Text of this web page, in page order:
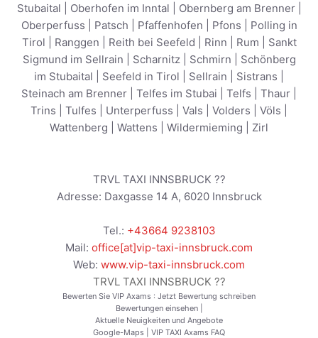
Stubaital
Oberhofen im Inntal Obernberg am Brenner|
Oberperfuss
Patsch Pfaffenhofen Pfons
Polling in
Tirol
Ranggen Reith bei Seefeld Rinn Rum
Sankt
Sigmund im Sellrain
Scharnitz| Schmirn
Schönberg
im Stubaital
Seefeld in Tirol Sellrain Sistrans
Steinach am Brenner
Telfes im Stubai Telfs Thaur
Trins
Tulfes Unterperfuss Vals Volders Völs
Wattenberg
Wattens Wildermieming Zirl
TRVL TAXI INNSBRUCK ??
Adresse: Daxgasse 14 A, 6020 Innsbruck
Tel.: +43664 9238103
Mail: office[at]vip-taxi-innsbruck.com
Web: www.vip-taxi-innsbruck.com
TRVL TAXI INNSBRUCK ??
Bewerten Sie VIP Axams : Jetzt Bewertung schreiben
Bewertungen einsehen|
Aktuelle Neuigkeiten und Angebote
Google-Maps
VIP TAXI Axams FAQ